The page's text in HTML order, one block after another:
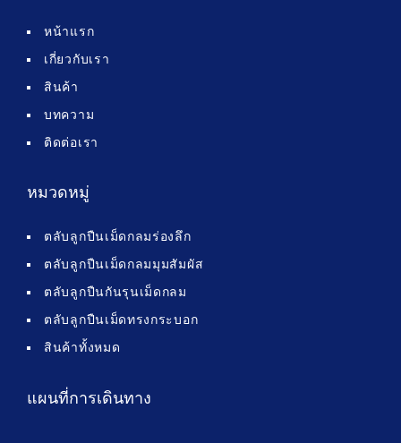
หน้าแรก
เกี่ยวกับเรา
สินค้า
บทความ
ติดต่อเรา
หมวดหมู่
ตลับลูกปืนเม็ดกลมร่องลึก
ตลับลูกปืนเม็ดกลมมุมสัมผัส
ตลับลูกปืนกันรุนเม็ดกลม
ตลับลูกปืนเม็ดทรงกระบอก
สินค้าทั้งหมด
แผนที่การเดินทาง